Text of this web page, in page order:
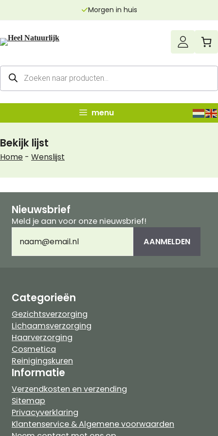
inhoud
Morgen in huis
Producten
zoeken
menu
Bekijk lijst
Home - Wenslijst
Nieuwsbrief
Meld je aan voor onze nieuwsbrief!
mailadres(Vereist) AANMELDEN
Categorieën
Gezichtsverzorging
Lichaamsverzorging
Haarverzorging
Cosmetica
Reinigingskuren
Informatie
Verzendkosten en verzending
Sitemap
Privacyverklaring
Klantenservice & Algemene voorwaarden